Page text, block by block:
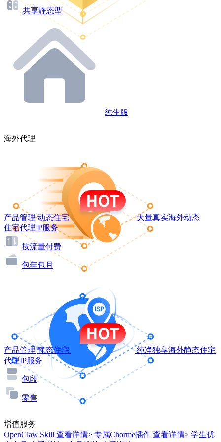
共享静态型
纯生版
海外代理
产品管理 动态住宅
大量真实海外动态
住宅代理IP服务
按流量付费
包年包月
产品管理 静态住宅
纯净独享海外静态住宅
代理IP服务
包段
零售
增值服务
OpenClaw Skill 查看详情> 专属Chorme插件 查看详情> 学生优